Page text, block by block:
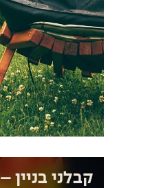
קבלני בניין –